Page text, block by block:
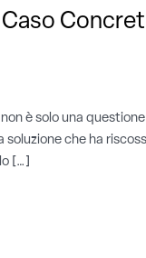
non è solo una
soluzione che ha
[…]